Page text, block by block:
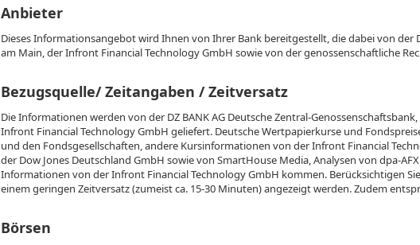
Anbieter
Dieses Informationsangebot wird Ihnen von Ihrer Bank bereitgestellt, die dabei von der
am Main, der Infront Financial Technology GmbH sowie von der genossenschaftliche
Bezugsquelle/ Zeitangaben / Zeitversatz
Die Informationen werden von der DZ BANK AG Deutsche Zentral-
Infront Financial Technology GmbH geliefert. Deutsche Wertpapierkurse und
und den Fondsgesellschaften, andere Kursinformationen von der Infront Financial
der Dow Jones Deutschland GmbH sowie von SmartHouse Media, Analysen von dpa-
Informationen von der Infront Financial Technology GmbH kommen. Berücksichtigen
einem geringen Zeitversatz (zumeist ca. 15-30 Minuten) angezeigt werden. Zudem
Börsen